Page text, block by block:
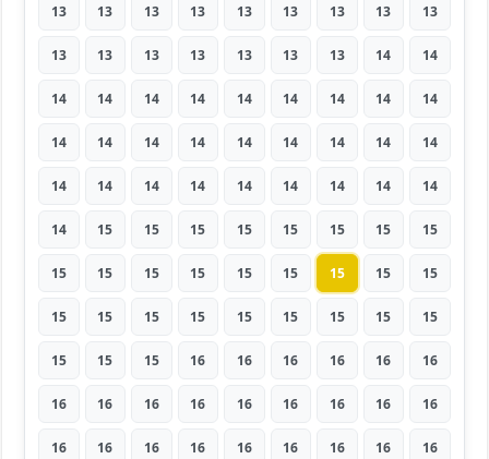
13 13 13 13 13 13 13 13 13
13 13 13 13 13 13 13 14 14
14 14 14 14 14 14 14 14 14
14 14 14 14 14 14 14 14 14
14 14 14 14 14 14 14 14 14
14 15 15 15 15 15 15 15 15
15 15 15 15 15 15 15 15 15
15 15 15 15 15 15 15 15 15
15 15 15 16 16 16 16 16 16
16 16 16 16 16 16 16 16 16
16 16 16 16 16 16 16 16 16